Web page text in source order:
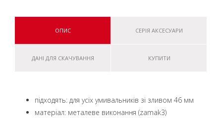
ОПИС СЕРІЯ АКСЕСУАРИ
ДАНІ ДЛЯ СКАЧУВАННЯ КУПИТИ
підходять: для усіх умивальників зі зливом 46 мм
матеріал: металеве виконання (zamak3)